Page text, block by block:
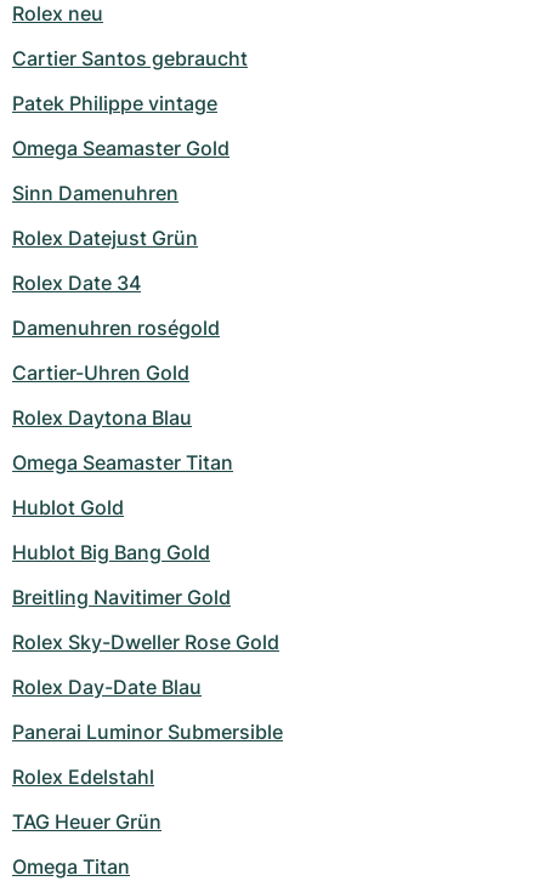
Rolex neu
Cartier Santos gebraucht
Patek Philippe vintage
Omega Seamaster Gold
Sinn Damenuhren
Rolex Datejust Grün
Rolex Date 34
Damenuhren roségold
Cartier-Uhren Gold
Rolex Daytona Blau
Omega Seamaster Titan
Hublot Gold
Hublot Big Bang Gold
Breitling Navitimer Gold
Rolex Sky-Dweller Rose Gold
Rolex Day-Date Blau
Panerai Luminor Submersible
Rolex Edelstahl
TAG Heuer Grün
Omega Titan